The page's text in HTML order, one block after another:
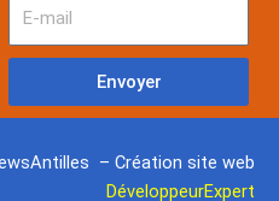
Envoyer
– Création site web
DéveloppeurExpert